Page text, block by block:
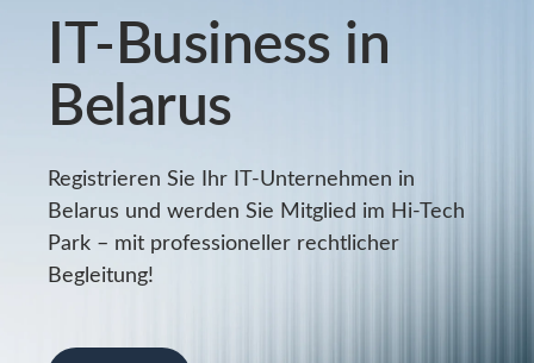
IT-Business in
Belarus
Registrieren Sie Ihr IT-Unternehmen in
Belarus und werden Sie Mitglied im Hi-Tech
Park – mit professioneller rechtlicher
Begleitung!